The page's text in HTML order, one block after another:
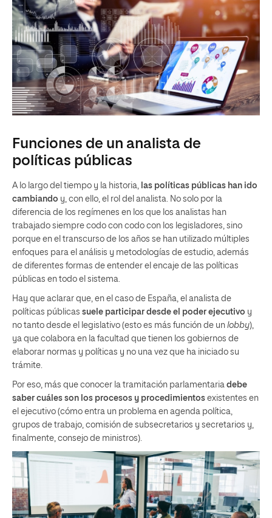
Funciones de un analista de
políticas públicas
A lo largo del tiempo y la historia,
las políticas públicas han ido
cambiando y, con ello, el rol del analista. No solo por la
diferencia de los regímenes en los que los analistas han
trabajado siempre codo con codo con los legisladores, sino
porque en el transcurso de los años se han utilizado múltiples
enfoques para el análisis y metodologías de estudio, además
de diferentes formas de entender el encaje de las políticas
públicas en todo el sistema.
Hay que aclarar que, en el caso de España, el analista de
políticas públicas suele participar desde el poder ejecutivo y
no tanto desde el legislativo (esto es más función de un lobby),
ya que colabora en la facultad que tienen los gobiernos de
elaborar normas y políticas y no una vez que ha iniciado su
trámite.
Por eso, más que conocer la tramitación parlamentaria debe
saber cuáles son los procesos y procedimientos existentes en
el ejecutivo (cómo entra un problema en agenda política,
grupos de trabajo, comisión de subsecretarios y secretarios y,
finalmente, consejo de ministros).